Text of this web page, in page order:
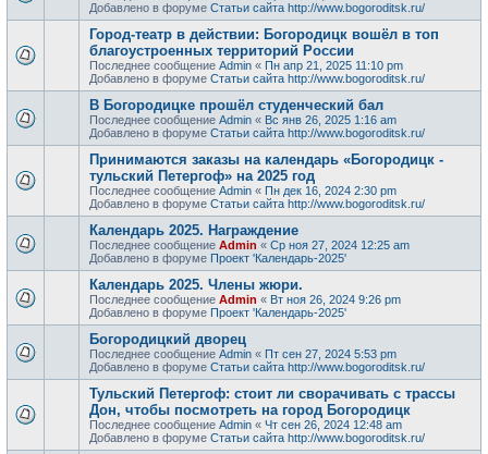
Добавлено в форуме Статьи сайта http://www.bogoroditsk.ru/
Город-театр в действии: Богородицк вошёл в топ
благоустроенных территорий России
Последнее сообщение Admin « Пн апр 21, 2025 11:10 pm
Добавлено в форуме Статьи сайта http://www.bogoroditsk.ru/
В Богородицке прошёл студенческий бал
Последнее сообщение Admin « Вс янв 26, 2025 1:16 am
Добавлено в форуме Статьи сайта http://www.bogoroditsk.ru/
Принимаются заказы на календарь «Богородицк -
тульский Петергоф» на 2025 год
Последнее сообщение Admin « Пн дек 16, 2024 2:30 pm
Добавлено в форуме Статьи сайта http://www.bogoroditsk.ru/
Календарь 2025. Награждение
Последнее сообщение Admin « Ср ноя 27, 2024 12:25 am
Добавлено в форуме Проект 'Календарь-2025'
Календарь 2025. Члены жюри.
Последнее сообщение Admin « Вт ноя 26, 2024 9:26 pm
Добавлено в форуме Проект 'Календарь-2025'
Богородицкий дворец
Последнее сообщение Admin « Пт сен 27, 2024 5:53 pm
Добавлено в форуме Статьи сайта http://www.bogoroditsk.ru/
Тульский Петергоф: стоит ли сворачивать с трассы
Дон, чтобы посмотреть на город Богородицк
Последнее сообщение Admin « Чт сен 26, 2024 12:48 am
Добавлено в форуме Статьи сайта http://www.bogoroditsk.ru/